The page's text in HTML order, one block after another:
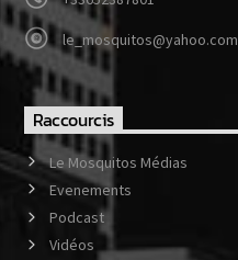
le_mosquitos@yahoo.com
Raccourcis
Le Mosquitos Médias
Evenements
Podcast
Vidéos